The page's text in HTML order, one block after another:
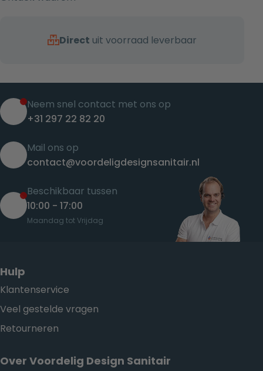
Direct uit voorraad leverbaar
Neem snel contact met ons op
+31 297 22 82 20
Mail ons op
contact@voordeligdesignsanitair.nl
Beschikbaar tussen
10:00 - 17:00
Maandag tot Vrijdag
Hulp
Klantenservice
Veel gestelde vragen
Retourneren
Over Voordelig Design Sanitair